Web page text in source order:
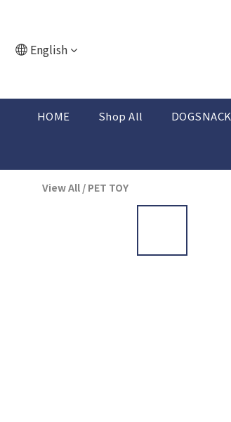
English
HOME Shop All DOGSNACK
View All / PET TOY